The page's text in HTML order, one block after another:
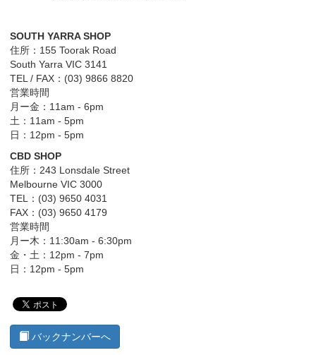
SOUTH YARRA SHOP
住所：155 Toorak Road
South Yarra VIC 3141
TEL / FAX：(03) 9866 8820
営業時間
月ー金：11am - 6pm
土：11am - 5pm
日：12pm - 5pm
CBD SHOP
住所：243 Lonsdale Street
Melbourne VIC 3000
TEL：(03) 9650 4031
FAX：(03) 9650 4179
営業時間
月ー木：11:30am - 6:30pm
金・土：12pm - 7pm
日：12pm - 5pm
バックナンバーへ